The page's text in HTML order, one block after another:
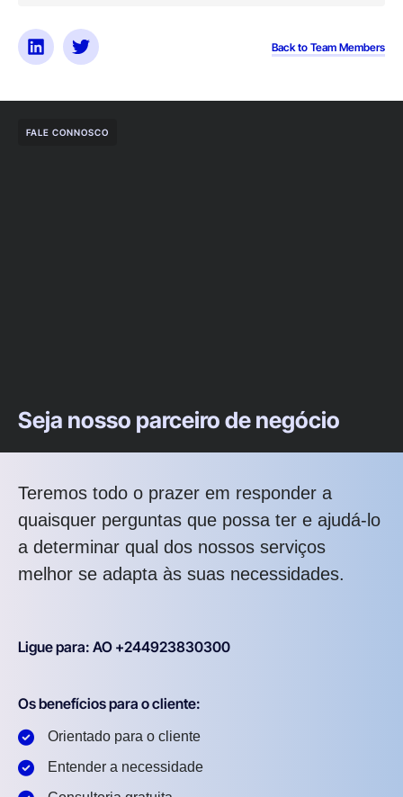
Back to Team Members
FALE CONNOSCO
Seja nosso parceiro de negócio
Teremos todo o prazer em responder a
quaisquer perguntas que possa ter e ajudá-lo
a determinar qual dos nossos serviços
melhor se adapta às suas necessidades.
Ligue para: AO +244923830300
Os benefícios para o cliente:
Orientado para o cliente
Entender a necessidade